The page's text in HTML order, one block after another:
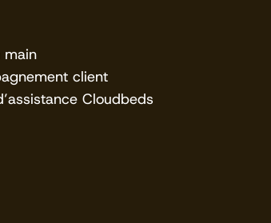
main
client
Cloudbeds